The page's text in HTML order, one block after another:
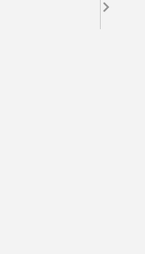
individuell
Stadtwerke